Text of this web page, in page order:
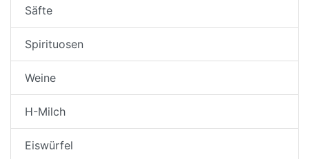
Säfte
Spirituosen
Weine
H-Milch
Eiswürfel